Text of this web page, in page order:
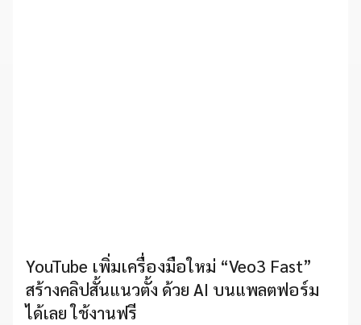
YouTube เพิ่มเครื่องมือใหม่ “Veo3 Fast”
สร้างคลิปสั้นแนวตั้ง ด้วย AI บนแพลตฟอร์ม
ได้เลย ใช้งานฟรี